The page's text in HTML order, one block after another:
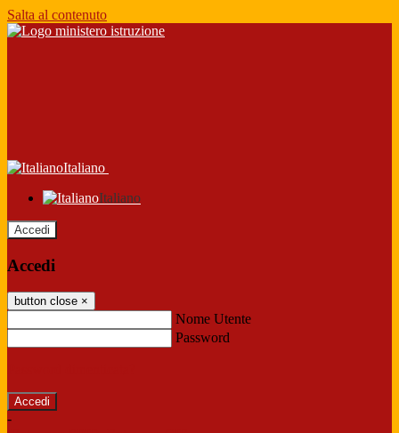
Salta al contenuto
Italiano
Italiano
Accedi
Accedi
button close ×
Nome Utente
Password
-